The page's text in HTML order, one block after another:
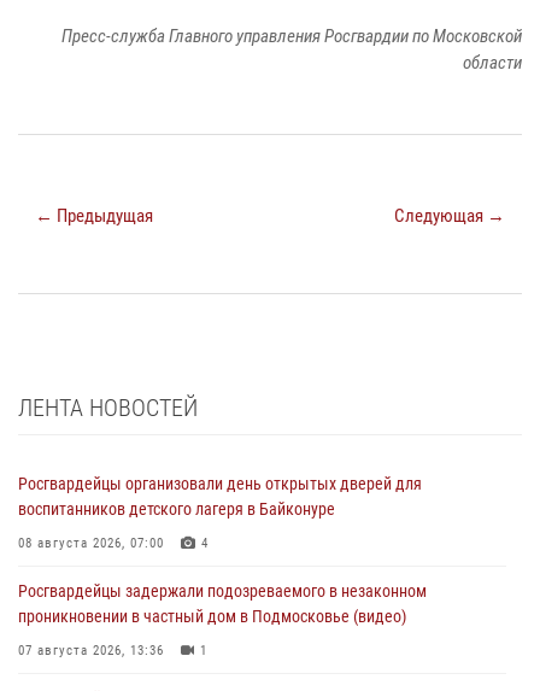
Пресс-служба Главного управления Росгвардии по Московской
области
← Предыдущая Следующая →
ЛЕНТА НОВОСТЕЙ
Росгвардейцы организовали день открытых дверей для
воспитанников детского лагеря в Байконуре
08 августа 2026, 07:00 4
Росгвардейцы задержали подозреваемого в незаконном
проникновении в частный дом в Подмосковье (видео)
07 августа 2026, 13:36 1